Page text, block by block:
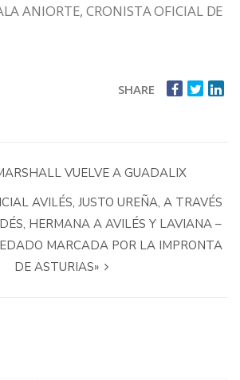
ANIORTE, CRONISTA OFICIAL DE
SHARE
VUELVE A GUADALIX
AVILÉS, JUSTO UREÑA, A TRAVÉS
HERMANA A AVILÉS Y LAVIANA –
MARCADA POR LA IMPRONTA
DE ASTURIAS»